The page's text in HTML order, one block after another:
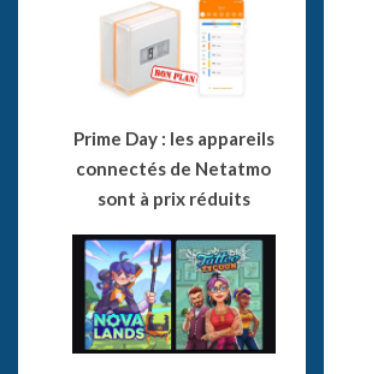
Prime Day : les appareils
connectés de Netatmo
sont à prix réduits